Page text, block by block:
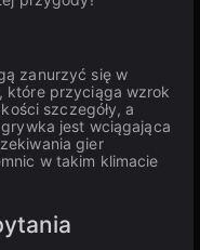
zanurzyć się w
które przyciąga wzrok
szczegóły, a
jest wciągająca
gier
w takim klimacie